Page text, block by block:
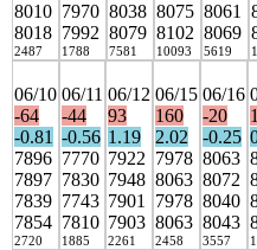
8010
8018
2487
7970
7992
1788
8038
8079
7581
8075
8102
10093
8061
8069
5619
06/10
-64
-0.81
7896
7897
7839
7854
2720
06/11
-44
-0.56
7770
7830
7743
7810
1885
06/12
93
1.19
7922
7948
7901
7903
2261
06/15
160
2.02
7978
8063
7978
8063
2458
06/16
-20
-0.25
8063
8072
8040
8043
3557